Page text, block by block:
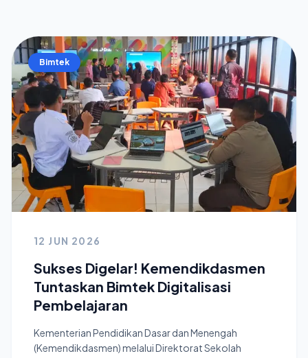
Bimtek
12 JUN 2026
Sukses Digelar! Kemendikdasmen
Tuntaskan Bimtek Digitalisasi
Pembelajaran
Kementerian Pendidikan Dasar dan Menengah
(Kemendikdasmen) melalui Direktorat Sekolah